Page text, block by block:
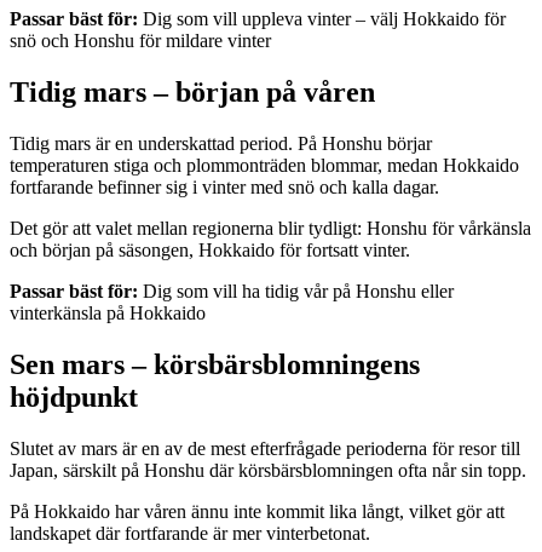
Passar bäst för: Dig som vill uppleva vinter – välj Hokkaido för
snö och Honshu för mildare vinter
Tidig mars – början på våren
Tidig mars är en underskattad period. På Honshu börjar
temperaturen stiga och plommonträden blommar, medan Hokkaido
fortfarande befinner sig i vinter med snö och kalla dagar.
Det gör att valet mellan regionerna blir tydligt: Honshu för vårkänsla
och början på säsongen, Hokkaido för fortsatt vinter.
Passar bäst för: Dig som vill ha tidig vår på Honshu eller
vinterkänsla på Hokkaido
Sen mars – körsbärsblomningens
höjdpunkt
Slutet av mars är en av de mest efterfrågade perioderna för resor till
Japan, särskilt på Honshu där körsbärsblomningen ofta når sin topp.
På Hokkaido har våren ännu inte kommit lika långt, vilket gör att
landskapet där fortfarande är mer vinterbetonat.